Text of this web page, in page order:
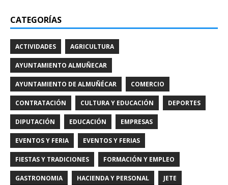
CATEGORÍAS
ACTIVIDADES AGRICULTURA
AYUNTAMIENTO ALMUÑECAR
AYUNTAMIENTO DE ALMUÑÉCAR COMERCIO
CONTRATACIÓN CULTURA Y EDUCACIÓN DEPORTES
DIPUTACIÓN EDUCACIÓN EMPRESAS
EVENTOS Y FERIA EVENTOS Y FERIAS
FIESTAS Y TRADICIONES FORMACIÓN Y EMPLEO
GASTRONOMIA HACIENDA Y PERSONAL JETE